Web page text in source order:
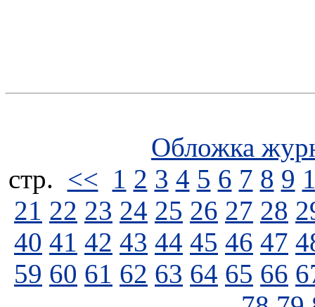
Обложка
стp. << 1 2 3 4 5 6 7 8 9
21 22 23 24 25 26 27 28
40 41 42 43 44 45 46 47
59 60 61 62 63 64 65 66